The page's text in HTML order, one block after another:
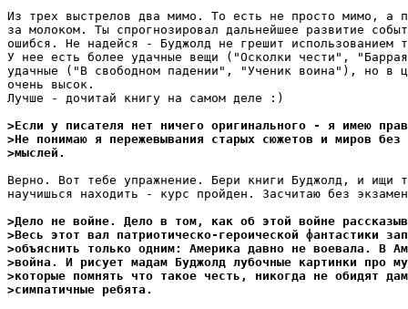
Из трех выстрелов два мимо. То есть не просто мимо, а
за молоком. Ты спрогнозировал дальнейшее развитие
ошибся. Не надейся - Буджолд не грешит использованием
У нее есть более удачные вещи ("Осколки чести",
удачные ("В свободном падении", "Ученик воина"), но в
очень высок.
Лучше - дочитай книгу на самом деле :)
>Если у писателя нет ничего оригинального - я имею
>Не понимаю я пережевывания старых сюжетов и миров без
>мыслей.
Верно. Вот тебе упражнение. Бери книги Буджолд, и ищи
научишься находить - курс пройден. Засчитаю без
>Дело не войне. Дело в том, как об этой войне
>Весь этот вал патриотическо-героической фантастики
>объяснить только одним: Америка давно не воевала. В
>война. И рисует мадам Буджолд лубочные картинки про
>которые помнять что такое честь, никогда не обидят
>симпатичные ребята.